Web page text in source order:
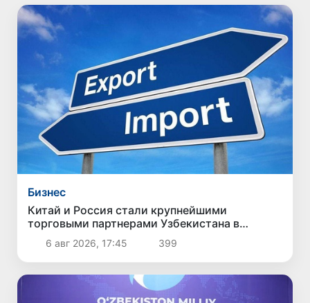
Бизнес
Китай и Россия стали крупнейшими
торговыми партнерами Узбекистана в
первом полугодии 2026 года
6 авг 2026, 17:45 399